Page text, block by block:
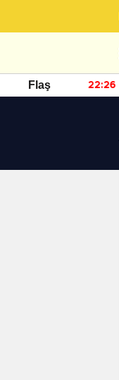
Flaş 22:26